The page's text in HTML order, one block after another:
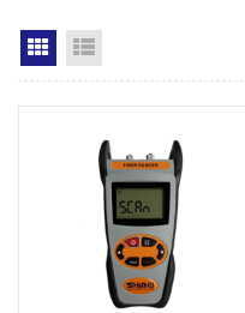
Grid View